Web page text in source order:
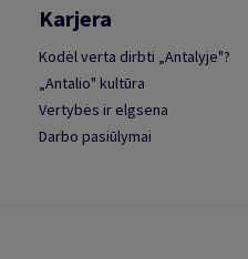
Karjera
Kodėl verta dirbti „Antalyje"?
„Antalio" kultūra
Vertybės ir elgsena
Darbo pasiūlymai